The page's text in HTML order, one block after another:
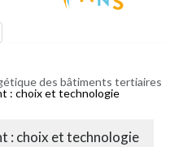
des bâtiments tertiaires
: choix et technologie
: choix et technologie